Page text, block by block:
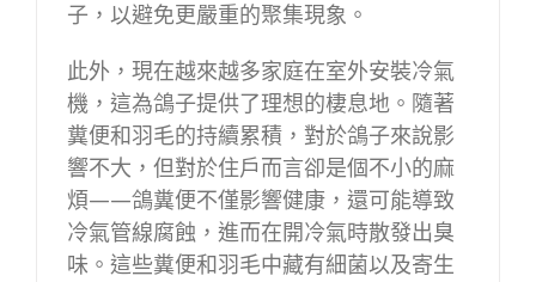
子，以避免更嚴重的聚集現象。
此外，現在越來越多家庭在室外安裝冷氣
機，這為鴿子提供了理想的棲息地。隨著
糞便和羽毛的持續累積，對於鴿子來說影
響不大，但對於住戶而言卻是個不小的麻
煩——鴿糞便不僅影響健康，還可能導致
冷氣管線腐蝕，進而在開冷氣時散發出臭
味。這些糞便和羽毛中藏有細菌以及寄生